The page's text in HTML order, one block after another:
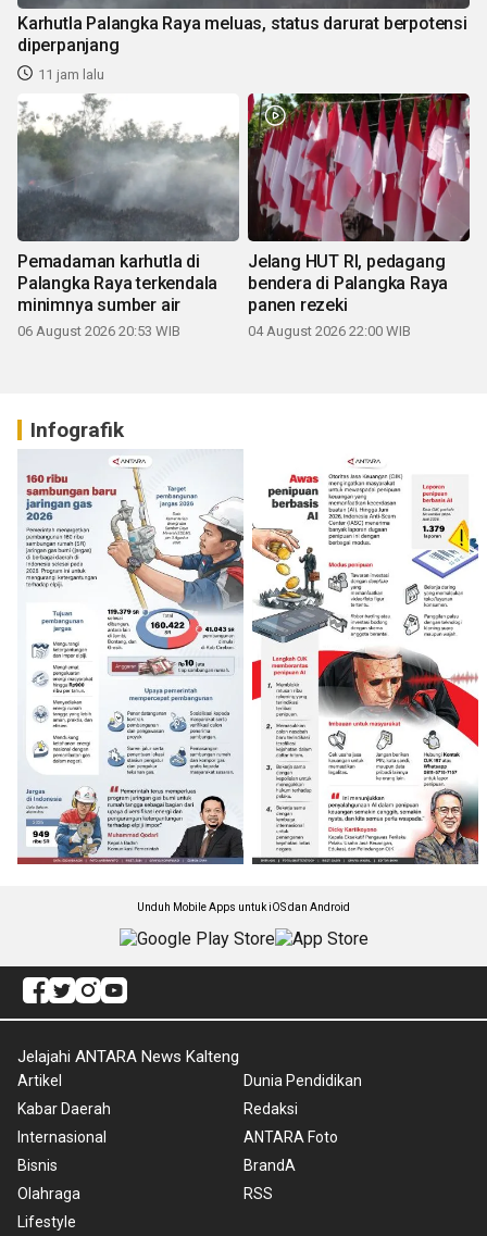
Karhutla Palangka Raya meluas, status darurat berpotensi
diperpanjang
11 jam lalu
Pemadaman karhutla di
Palangka Raya terkendala
minimnya sumber air
06 August 2026 20:53 WIB
Jelang HUT RI, pedagang
bendera di Palangka Raya
panen rezeki
04 August 2026 22:00 WIB
Infografik
Unduh Mobile Apps untuk iOS dan Android
Jelajahi ANTARA News Kalteng
Artikel
Kabar Daerah
Internasional
Bisnis
Olahraga
Lifestyle
Dunia Pendidikan
Redaksi
ANTARA Foto
BrandA
RSS